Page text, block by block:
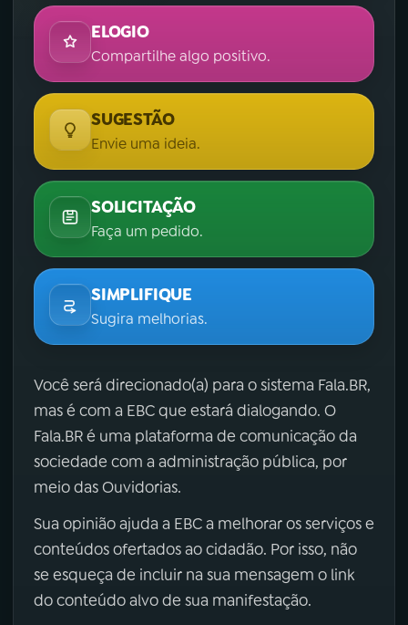
ELOGIO
Compartilhe algo positivo.
SUGESTÃO
Envie uma ideia.
SOLICITAÇÃO
Faça um pedido.
SIMPLIFIQUE
Sugira melhorias.
Você será direcionado(a) para o sistema Fala.BR,
mas é com a EBC que estará dialogando. O
Fala.BR é uma plataforma de comunicação da
sociedade com a administração pública, por
meio das Ouvidorias.
Sua opinião ajuda a EBC a melhorar os serviços e
conteúdos ofertados ao cidadão. Por isso, não
se esqueça de incluir na sua mensagem o link
do conteúdo alvo de sua manifestação.